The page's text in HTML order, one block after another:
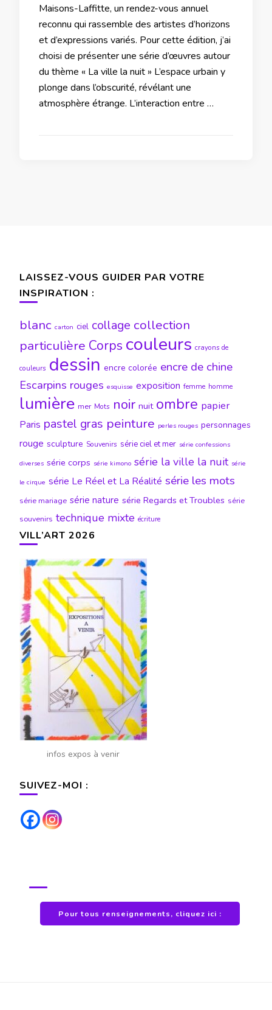
Maisons-Laffitte, un rendez-vous annuel
reconnu qui rassemble des artistes d’horizons
et d’expressions variés. Pour cette édition, j’ai
choisi de présenter une série d’œuvres autour
du thème « La ville la nuit » L’espace urbain y
plonge dans l’obscurité, révélant une
atmosphère étrange. L’interaction entre …
LAISSEZ-VOUS GUIDER PAR VOTRE
INSPIRATION :
blanc carton ciel collage collection
particulière Corps couleurs crayons de
couleurs dessin encre colorée encre de chine
Escarpins rouges esquisse exposition femme homme
lumière mer Mots noir nuit ombre papier
Paris pastel gras peinture perles rouges personnages
rouge sculpture Souvenirs série ciel et mer série confessions
diverses série corps série kimono série la ville la nuit série
le cirque série Le Réel et La Réalité série les mots
série mariage série nature série Regards et Troubles série
souvenirs technique mixte écriture
VILL’ART 2026
infos expos à venir
SUIVEZ-MOI :
Pour tous renseignements, cliquez ici :